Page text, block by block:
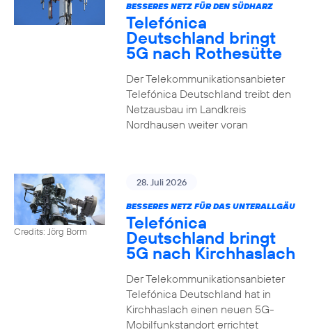
BESSERES NETZ FÜR DEN SÜDHARZ
Telefónica
Deutschland bringt
5G nach Rothesütte
Der Telekommunikationsanbieter
Telefónica Deutschland treibt den
Netzausbau im Landkreis
Nordhausen weiter voran
Credits: Jörg Borm
28. Juli 2026
BESSERES NETZ FÜR DAS UNTERALLGÄU
Telefónica
Deutschland bringt
5G nach Kirchhaslach
Der Telekommunikationsanbieter
Telefónica Deutschland hat in
Kirchhaslach einen neuen 5G-
Mobilfunkstandort errichtet